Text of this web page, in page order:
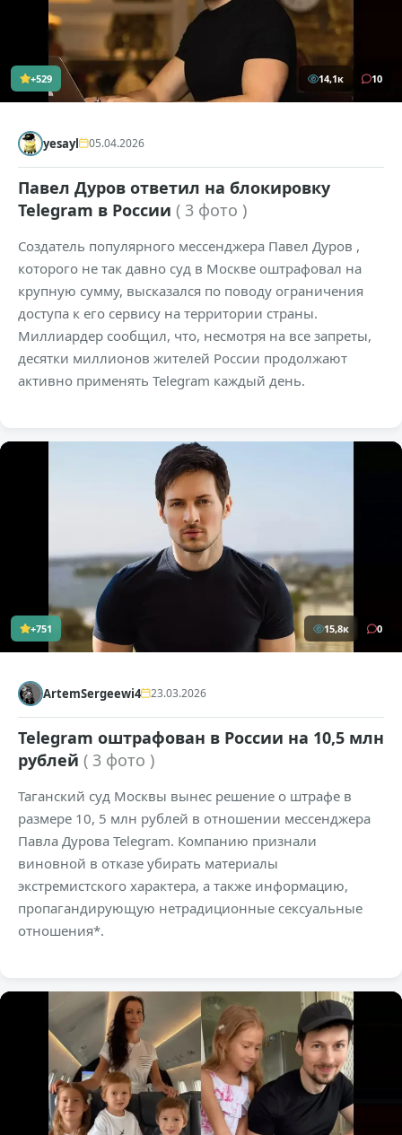
+529 14,1к 10
yesayl 05.04.2026
Павел Дуров ответил на блокировку
Telegram в России ( 3 фото )
Создатель популярного мессенджера Павел Дуров ,
которого не так давно суд в Москве оштрафовал на
крупную сумму, высказался по поводу ограничения
доступа к его сервису на территории страны.
Миллиардер сообщил, что, несмотря на все запреты,
десятки миллионов жителей России продолжают
активно применять Telegram каждый день.
+751 15,8к 0
ArtemSergeewi4 23.03.2026
Telegram оштрафован в России на 10,5 млн
рублей ( 3 фото )
Таганский суд Москвы вынес решение о штрафе в
размере 10, 5 млн рублей в отношении мессенджера
Павла Дурова Telegram. Компанию признали
виновной в отказе убирать материалы
экстремистского характера, а также информацию,
пропагандирующую нетрадиционные сексуальные
отношения*.